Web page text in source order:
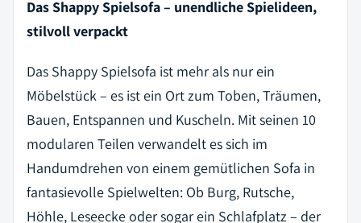
Das Shappy Spielsofa – unendliche Spielideen,
stilvoll verpackt
Das Shappy Spielsofa ist mehr als nur ein
Möbelstück – es ist ein Ort zum Toben, Träumen,
Bauen, Entspannen und Kuscheln. Mit seinen 10
modularen Teilen verwandelt es sich im
Handumdrehen von einem gemütlichen Sofa in
fantasievolle Spielwelten: Ob Burg, Rutsche,
Höhle, Leseecke oder sogar ein Schlafplatz – der